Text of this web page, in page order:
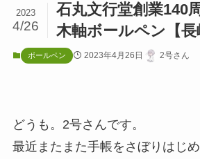
石丸文行堂創業140
木軸ボールペン【長
2023
4/26
ボールペン 2023年4月26日 2号さん
どうも。2号さんです。
最近またまた手帳をさぼりはじ